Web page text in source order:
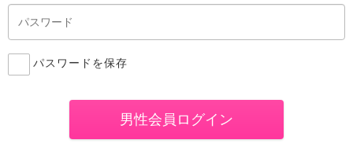
パスワードを保存